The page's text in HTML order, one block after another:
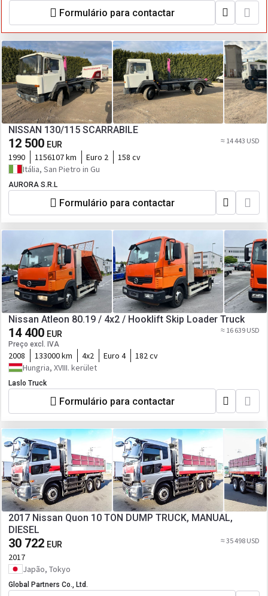
Formulário para contactar
NISSAN 130/115 SCARRABILE
12 500 EUR ≈ 14 443 USD
1990 1156107 km Euro 2
158 cv
Itália, San Pietro in Gu
AURORA S.R.L
Formulário para contactar
Nissan Atleon 80.19 / 4x2 / Hooklift Skip Loader Truck
14 400 EUR
Preço excl. IVA
≈ 16 639 USD
2008 133000 km 4x2 Euro 4
182 cv
Hungria, XVIII. kerület
Laslo Truck
Formulário para contactar
2017 Nissan Quon 10 TON DUMP TRUCK, MANUAL,
DIESEL
30 722 EUR ≈ 35 498 USD
2017
Japão, Tokyo
Global Partners Co., Ltd.